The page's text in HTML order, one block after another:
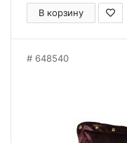
В корзину
648540